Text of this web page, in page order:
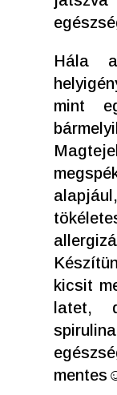
Hála
mint
kicsit
latet,